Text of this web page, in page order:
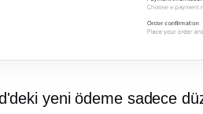
yeni ödeme sadece